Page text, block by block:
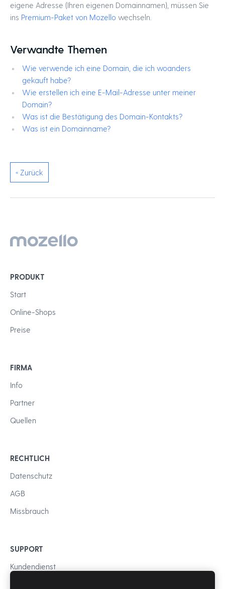
eigene Adresse (Ihren eigenen Domainnamen), müssen Sie
ins Premium-Paket von Mozello wechseln.
Verwandte Themen
Wie verwende ich eine Domain, die ich woanders
gekauft habe?
Wie erstellen ich eine E-Mail-Adresse unter meiner
Domain?
Was ist die Bestätigung des Domain-Kontakts?
Was ist ein Domainname?
« Zurück
PRODUKT
Start
Online-Shops
Preise
FIRMA
Info
Partner
Quellen
RECHTLICH
Datenschutz
AGB
Missbrauch
SUPPORT
Kundendienst